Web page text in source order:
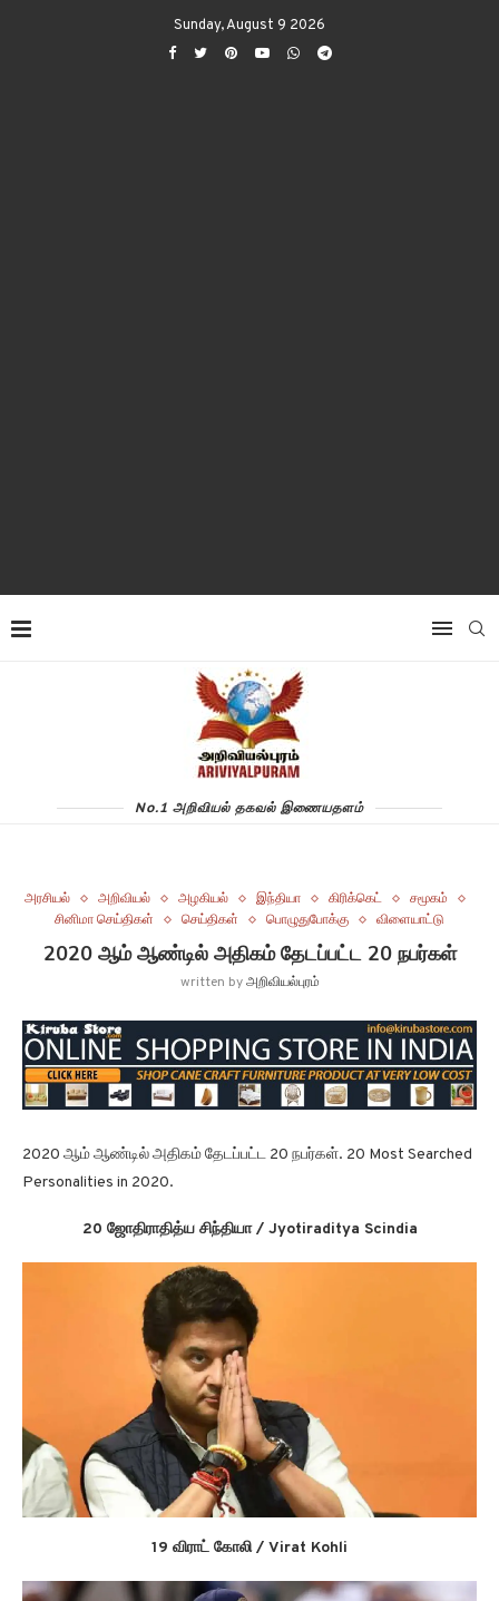
Sunday, August 9 2026
No.1 அறிவியல் தகவல் இணையதளம்
அரசியல் அறிவியல் அழகியல் இந்தியா கிரிக்கெட்
சமூகம்
சினிமா செய்திகள்
செய்திகள் பொழுதுபோக்கு விளையாட்டு
2020 ஆம் ஆண்டில் அதிகம் தேடப்பட்ட 20 நபர்கள்
written byஅறிவியல்புரம்
2020 ஆம் ஆண்டில் அதிகம் தேடப்பட்ட 20 நபர்கள். 20 Most Searched
Personalities in 2020.
20 ஜோதிராதித்ய சிந்தியா / Jyotiraditya Scindia
19 விராட் கோலி / Virat Kohli